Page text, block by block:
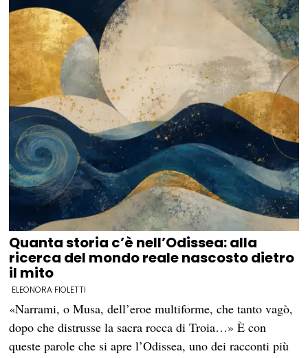
Quanta storia c’è nell’Odissea: alla
ricerca del mondo reale nascosto dietro
il mito
ELEONORA FIOLETTI
«Narrami, o Musa, dell’eroe multiforme, che tanto vagò,
dopo che distrusse la sacra rocca di Troia…» È con
queste parole che si apre l’Odissea, uno dei racconti più